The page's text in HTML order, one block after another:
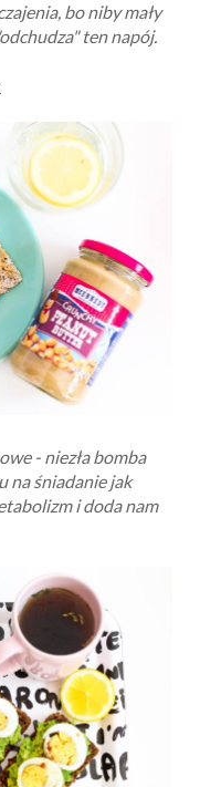
bo niby mały
ten napój.
- niezła bomba
na śniadanie jak
i doda nam